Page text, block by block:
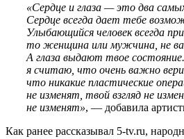
«Сердце и глаза — это два
Сердце всегда дает тебе
Улыбающийся человек всегда
то женщина или мужчина, не
А глаза выдают твое
я считаю, что очень важно
что никакие пластические
не изменят, твой взгляд не
не изменят», — добавила
Как ранее рассказывал 5-tv.ru,